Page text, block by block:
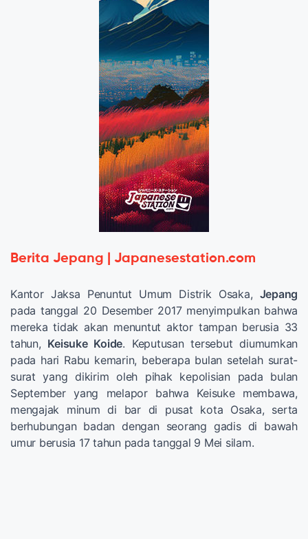
Berita Jepang | Japanesestation.com
Kantor Jaksa Penuntut Umum Distrik Osaka, Jepang
pada tanggal 20 Desember 2017 menyimpulkan bahwa
mereka tidak akan menuntut aktor tampan berusia 33
tahun, Keisuke Koide. Keputusan tersebut diumumkan
pada hari Rabu kemarin, beberapa bulan setelah surat-
surat yang dikirim oleh pihak kepolisian pada bulan
September yang melapor bahwa Keisuke membawa,
mengajak minum di bar di pusat kota Osaka, serta
berhubungan badan dengan seorang gadis di bawah
umur berusia 17 tahun pada tanggal 9 Mei silam.